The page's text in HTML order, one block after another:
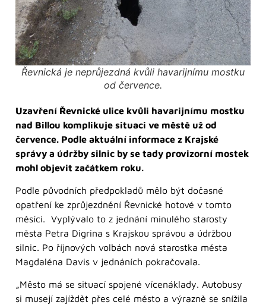
Řevnická je neprůjezdná kvůli havarijnímu mostku
od července.
Uzavření Řevnické ulice kvůli havarijnímu mostku
nad Billou komplikuje situaci ve městě už od
července. Podle aktuální informace z Krajské
správy a údržby silnic by se tady provizorní mostek
mohl objevit začátkem roku.
Podle původních předpokladů mělo být dočasné
opatření ke zprůjezdnění Řevnické hotové v tomto
měsíci. Vyplývalo to z jednání minulého starosty
města Petra Digrina s Krajskou správou a údržbou
silnic. Po říjnových volbách nová starostka města
Magdaléna Davis v jednáních pokračovala.
„Město má se situací spojené vícenáklady. Autobusy
si musejí zajíždět přes celé město a výrazně se snížila